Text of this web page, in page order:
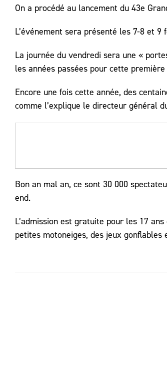
On a procédé au lancement du 43e
L’événement sera présenté les 7-8 et 9
La journée du vendredi sera une «
les années passées pour cette
Encore une fois cette année, des
comme l’explique le directeur général
Bon an mal an, ce sont 30 000
end.
L’admission est gratuite pour les 17
petites motoneiges, des jeux gonflables